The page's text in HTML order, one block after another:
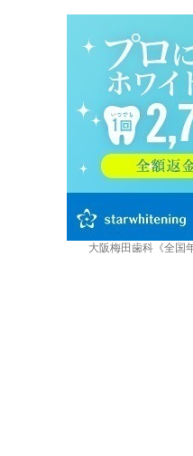
大阪梅田歯科《全国